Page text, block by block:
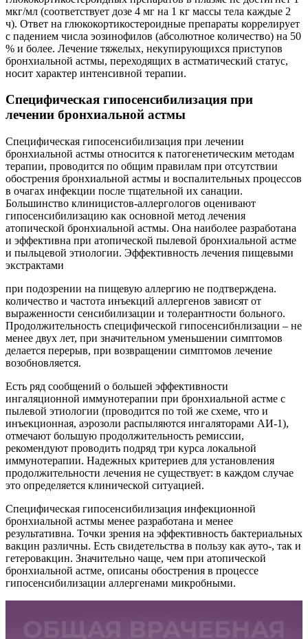
мкг/мл (соответствует дозе 4 мг на 1 кг массы тела каждые 2
ч). Ответ на глюкокортикостероидные препараты коррелирует
с падением числа эозинофилов (абсолютное количество) на 50
% и более. Лечение тяжелых, некупирующихся приступов
бронхиальной астмы, переходящих в астматический статус,
носит характер интенсивной терапии.
Специфическая гипосенсибилизация при
лечении бронхиальной астмы
Специфическая гипосенсибилизация при лечении
бронхиальной астмы относится к патогенетическим методам
терапии, проводится по общим правилам при отсутствии
обострения бронхиальной астмы и воспалительных процессов
в очагах инфекции после тщательной их санации.
Большинство клиницистов-аллергологов оценивают
гипосенсибилизацию как основной метод лечения
атопической бронхиальной астмы. Она наиболее разработана
и эффективна при атопической пылевой бронхиальной астме
и пыльцевой этиологии. Эффективность лечения пищевыми
экстрактами
при подозрении на пищевую аллергию не подтверждена.
количество и частота инъекций аллергенов зависят от
выраженности сенсибилизации и толерантности больного.
Продолжительность специфической гипосенсибнлизации – не
менее двух лет, при значительном уменьшении симптомов
делается перерыв, при возвращении симптомов лечение
возобновляется.
Есть ряд сообщений о большей эффективности
ингаляционной иммунотерапии при бронхиальной астме с
пылевой этиологии (проводится по той же схеме, что и
инъекционная, аэрозоли распыляются ингаляторами АИ-1),
отмечают большую продолжительность ремиссии,
рекомендуют проводить подряд три курса локальной
иммунотерапии. Надежных критериев для установления
продолжительности лечения не существует: в каждом случае
это определяется клинической ситуацией.
Специфическая гипосенсибилизация инфекционной
бронхиальной астмы менее разработана и менее
результативна. Точки зрения на эффективность бактериальных
вакцин различны. Есть свидетельства в пользу как ауто-, так и
гетеровакцин. Значительно чаще, чем при атопической
бронхиальной астме, описаны обострения в процессе
гипосенсибилизации аллергенами микробными.